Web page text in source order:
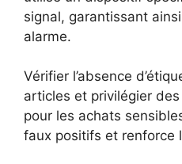
signal, garantissant
alarme.
Vérifier l’absence
articles et privilégier
pour les achats
faux positifs et renforce